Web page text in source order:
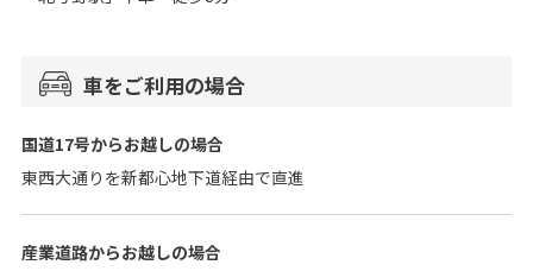
車をご利用の場合
国道17号からお越しの場合
東西大通りを新都心地下道経由で直進
産業道路からお越しの場合